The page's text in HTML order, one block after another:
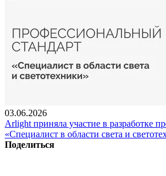
03.06.2026
Arlight приняла участие в разработке
«Специалист в области света и
Поделиться